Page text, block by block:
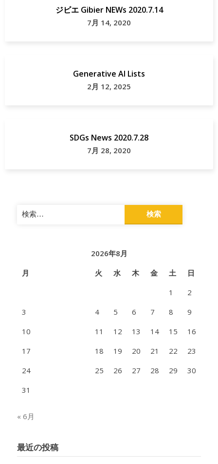
ジビエ Gibier NEWs 2020.7.14
7月 14, 2020
Generative AI Lists
2月 12, 2025
SDGs News 2020.7.28
7月 28, 2020
検
索:
2026年8月
月
火 水 木 金 土
日
1
2
3
4 5 6 7 8
9
10
11 12 13 14 15
16
17
18 19 20 21 22
23
24
25 26 27 28 29
30
31
« 6月
最近の投稿